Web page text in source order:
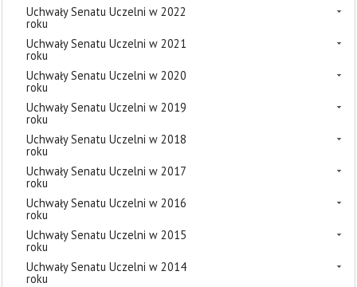
Uchwały Senatu Uczelni w 2022
roku
Uchwały Senatu Uczelni w 2021
roku
Uchwały Senatu Uczelni w 2020
roku
Uchwały Senatu Uczelni w 2019
roku
Uchwały Senatu Uczelni w 2018
roku
Uchwały Senatu Uczelni w 2017
roku
Uchwały Senatu Uczelni w 2016
roku
Uchwały Senatu Uczelni w 2015
roku
Uchwały Senatu Uczelni w 2014
roku